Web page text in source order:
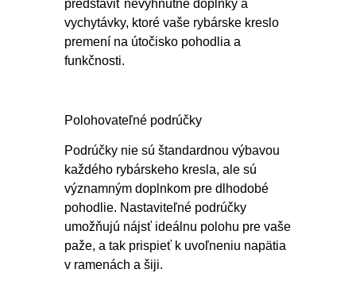
predstaviť nevyhnutné doplnky a
vychytávky, ktoré vaše rybárske kreslo
premení na útočisko pohodlia a
funkčnosti.
Polohovateľné podrúčky
Podrúčky nie sú štandardnou výbavou
každého rybárskeho kresla, ale sú
významným doplnkom pre dlhodobé
pohodlie. Nastaviteľné podrúčky
umožňujú nájsť ideálnu polohu pre vaše
paže, a tak prispieť k uvoľneniu napätia
v ramenách a šiji.